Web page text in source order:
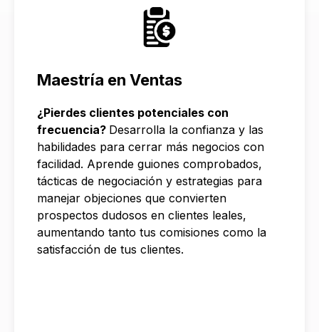
Maestría en Ventas
¿Pierdes clientes potenciales con
frecuencia? Desarrolla la confianza y las
habilidades para cerrar más negocios con
facilidad. Aprende guiones comprobados,
tácticas de negociación y estrategias para
manejar objeciones que convierten
prospectos dudosos en clientes leales,
aumentando tanto tus comisiones como la
satisfacción de tus clientes.